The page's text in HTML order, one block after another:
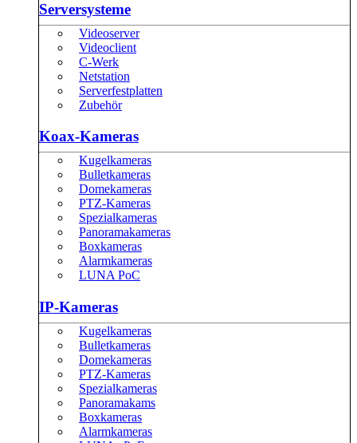
Serversysteme
Videoserver
Videoclient
C-Werk
Netstation
Serverfestplatten
Zubehör
Koax-Kameras
Kugelkameras
Bulletkameras
Domekameras
PTZ-Kameras
Spezialkameras
Panoramakameras
Boxkameras
Alarmkameras
LUNA PoC
IP-Kameras
Kugelkameras
Bulletkameras
Domekameras
PTZ-Kameras
Spezialkameras
Panoramakams
Boxkameras
Alarmkameras